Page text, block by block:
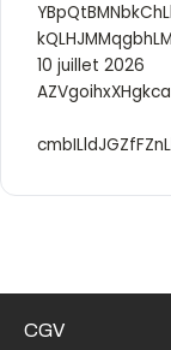
10 juillet 2026
CGV